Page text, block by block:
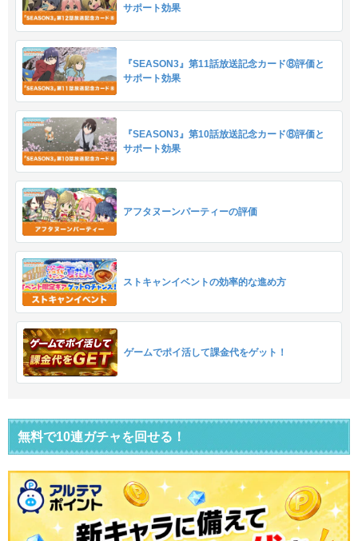
サポート効果
『SEASON3』第11話放送記念カード⑧評価と
サポート効果
『SEASON3』第10話放送記念カード⑧評価と
サポート効果
アフタヌーンパーティーの評価
ストキャンイベントの効率的な進め方
ゲームでポイ活して課金代をゲット！
無料で10連ガチャを回せる！